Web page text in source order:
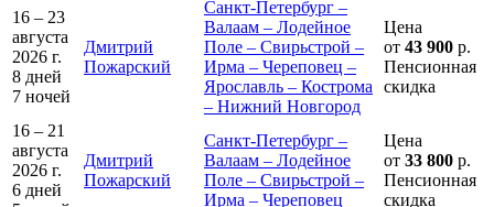
16 – 23
августа
2026 г.
8 дней
7 ночей
Дмитрий
Пожарский
Санкт-Петербург –
Валаам – Лодейное
Поле – Свирьстрой –
Ирма – Череповец –
Ярославль – Кострома
– Нижний Новгород
Цена
от 43 900 р.
Пенсионная
скидка
16 – 21
августа
2026 г.
6 дней
Дмитрий
Пожарский
Санкт-Петербург –
Валаам – Лодейное
Поле – Свирьстрой –
Ирма – Череповец
Цена
от 33 800 р.
Пенсионная
скидка